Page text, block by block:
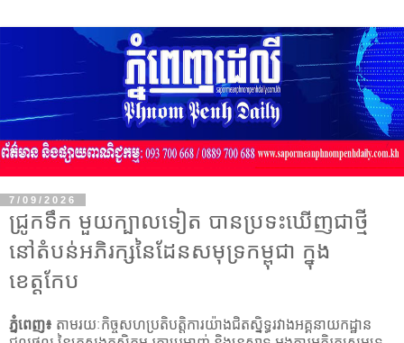
7/09/2026
ជ្រូកទឹក មួយក្បាលទៀត បានប្រទះឃើញជាថ្មី
នៅតំបន់អភិរក្សនៃដែនសមុទ្រកម្ពុជា ក្នុង
ខេត្តកែប
ភ្នំពេញ៖ តាមរយៈកិច្ចសហប្រតិបត្តិការយ៉ាងជិតស្និទ្ធរវាងអគ្គនាយកដ្ឋាន